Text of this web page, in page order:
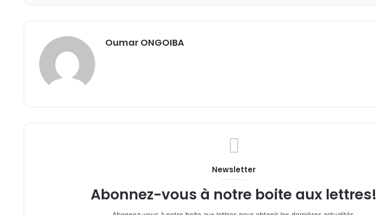
Oumar ONGOIBA
Newsletter
Abonnez-vous à notre boite aux lettres!